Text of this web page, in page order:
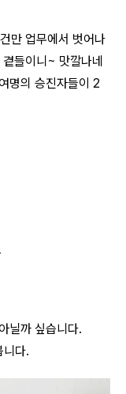
만 업무에서 벗어나
들이니~ 맛깔나네
명의 승진자들이 2
닐까 싶습니다.
니다.